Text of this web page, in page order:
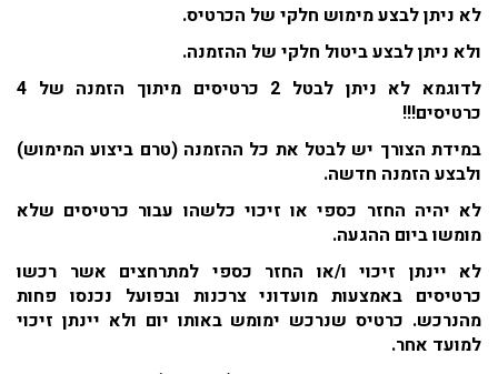
לא ניתן לבצע מימוש חלקי של הכרטיס.
ולא ניתן לבצע ביטול חלקי של ההזמנה.
לדוגמא לא ניתן לבטל 2 כרטיסים מיתוך הזמנה של 4
כרטיסים!!!
במידת הצורך יש לבטל את כל ההזמנה (טרם ביצוע המימוש)
ולבצע הזמנה חדשה.
לא יהיה החזר כספי או זיכוי כלשהו עבור כרטיסים שלא
מומשו ביום ההגעה.
לא יינתן זיכוי ו/או החזר כספי למתרחצים אשר רכשו
כרטיסים באמצעות מועדוני צרכנות ובפועל נכנסו פחות
מהנרכש. כרטיס שנרכש ימומש באותו יום ולא יינתן זיכוי
למועד אחר.